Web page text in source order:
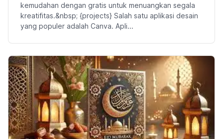
kemudahan dengan gratis untuk menuangkan segala
kreatifitas.&nbsp; {projects} Salah satu aplikasi desain
yang populer adalah Canva. Apli...